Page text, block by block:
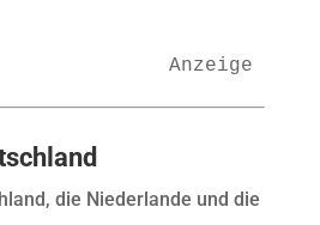
Anzeige
die Niederlande und die